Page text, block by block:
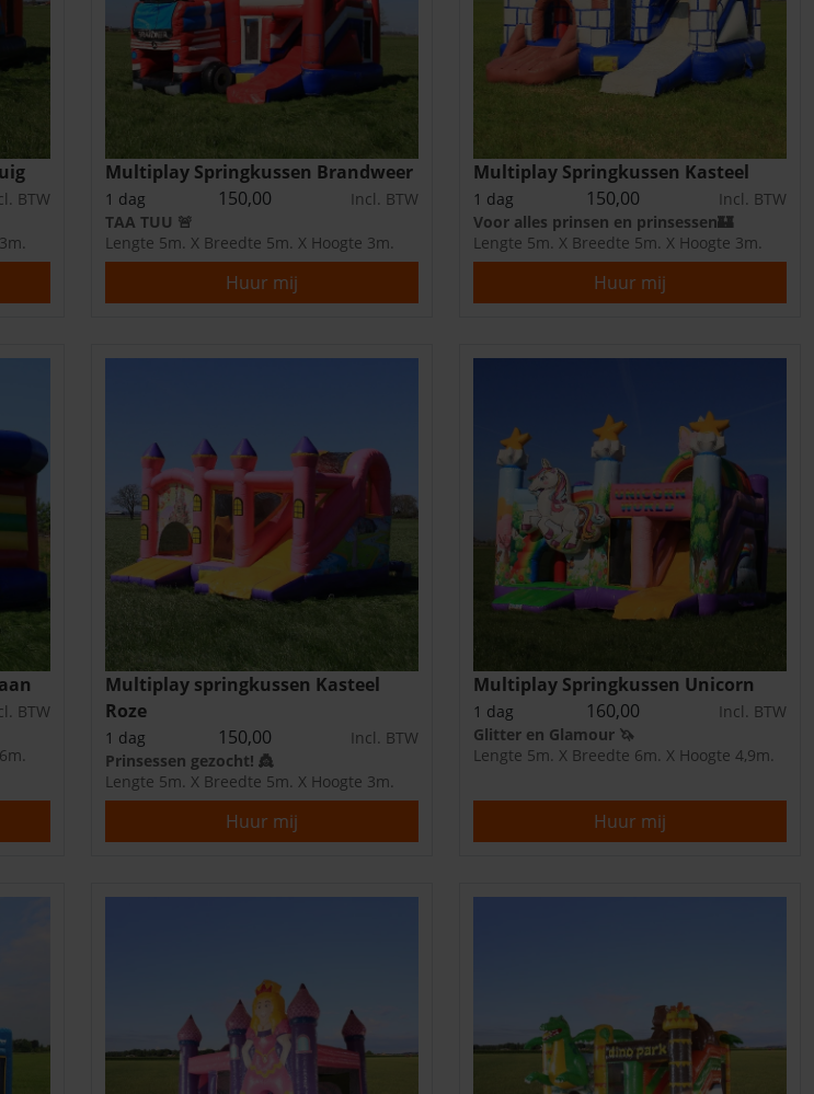
BTW
Multiplay Springkussen Brandweer
1 dag 150,00
Incl. BTW
TAA TUU 🚨
Lengte 5m. X Breedte 5m. X Hoogte 3m.
Huur mij
Multiplay Springkussen Kasteel
1 dag 150,00
Incl. BTW
Voor alles prinsen en prinsessen🏰
Lengte 5m. X Breedte 5m. X Hoogte 3m.
Huur mij
BTW
Multiplay springkussen Kasteel
Roze
1 dag 150,00
Incl. BTW
Prinsessen gezocht! 👸
Lengte 5m. X Breedte 5m. X Hoogte 3m.
Huur mij
Multiplay Springkussen Unicorn
1 dag 160,00
Incl. BTW
Glitter en Glamour 🦄
Lengte 5m. X Breedte 6m. X Hoogte 4,9m.
Huur mij